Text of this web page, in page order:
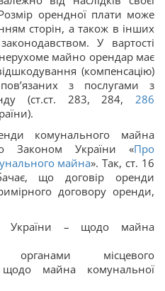
Розмір орендної плати може
сторін, а також в інших
У вартості
майно орендар має
(компенсацію)
з послугами з
(ст.ст. 283, 284, 286
комунального майна
Законом України «Про
майна». Так, ст. 16
що договір оренди
договору оренди,
України – щодо майна
органами місцевого
майна комунальної